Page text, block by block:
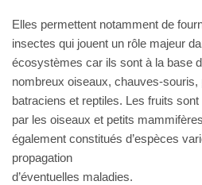
Elles permettent notamment de
insectes qui jouent un rôle majeur
écosystèmes car ils sont à la base
nombreux oiseaux, chauves-
batraciens et reptiles. Les fruits
par les oiseaux et petits
également constitués d’espèces
propagation
d’éventuelles maladies.